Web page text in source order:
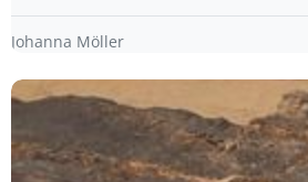
Johanna Möller